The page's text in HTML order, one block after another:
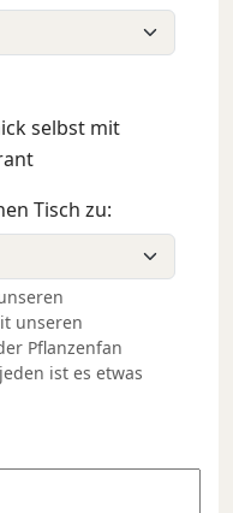
selbst mit
Tisch zu:
unseren
Pflanzenfan
ist es etwas